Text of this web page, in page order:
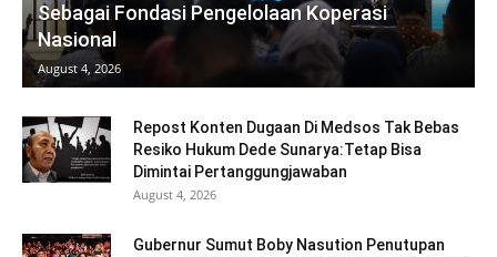
Sebagai Fondasi Pengelolaan Koperasi
Nasional
August 4, 2026
Repost Konten Dugaan Di Medsos Tak Bebas
Resiko Hukum Dede Sunarya:Tetap Bisa
Dimintai Pertanggungjawaban
August 4, 2026
Gubernur Sumut Boby Nasution Penutupan